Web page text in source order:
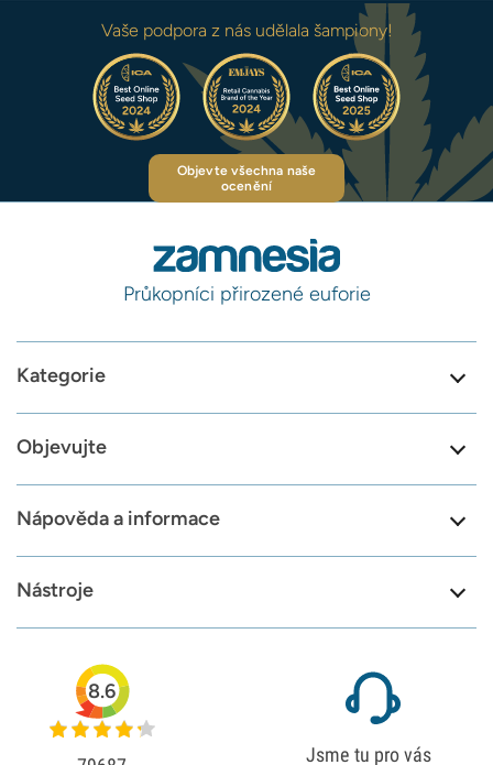
Vaše podpora z nás udělala šampiony!
Objevte všechna naše
ocenění
Průkopníci přirozené euforie
Kategorie
Objevujte
Nápověda a informace
Nástroje
8.6
Jsme tu pro vás